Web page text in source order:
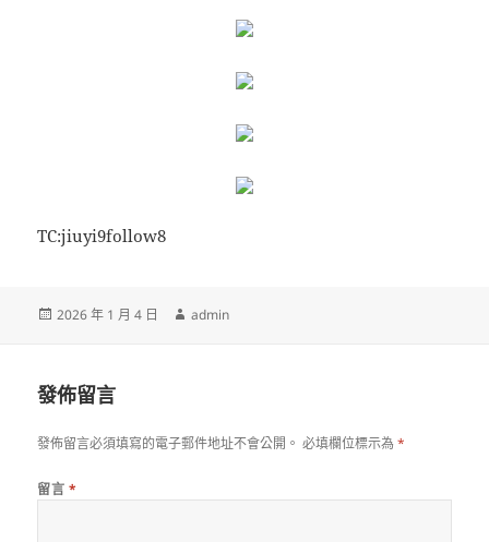
TC:jiuyi9follow8
發
2026 年 1 月 4 日
作
admin
發佈留言
發佈留言必須填寫的電子郵件地址不會公開。 必填欄位標示為*
留言 *